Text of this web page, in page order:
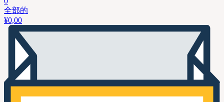
全部的
¥0,00